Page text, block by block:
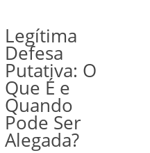
Legítima
Defesa
Putativa: O
Que É e
Quando
Pode Ser
Alegada?